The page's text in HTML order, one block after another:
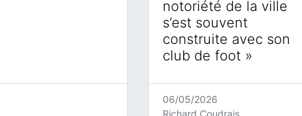
notoriété de la ville
s’est souvent
construite avec son
club de foot »
06/05/2026
Richard Coudrais